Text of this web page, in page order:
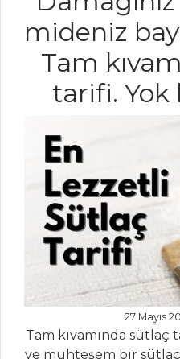
YEMEKLERI
Domatesli Ve
Karidesli Balık
Kavurma
Çeşitlemesi
Asma Yaprağında
Sardalya
Balık Yemekleri
Tüm Tarifleri
ET YEMEKLERI
CİĞER YAHNİSİ
KAVANOZDA
mideniz
Tam
tarifi. Yok
27 Mayıs
Tam kıvamında
ve muhteşem bir sütlaç